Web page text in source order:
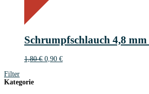
€
Schrumpfschlauch 4,8
1,80€ Ursprünglicher
0,90 €Aktueller
Filter
Kategorie